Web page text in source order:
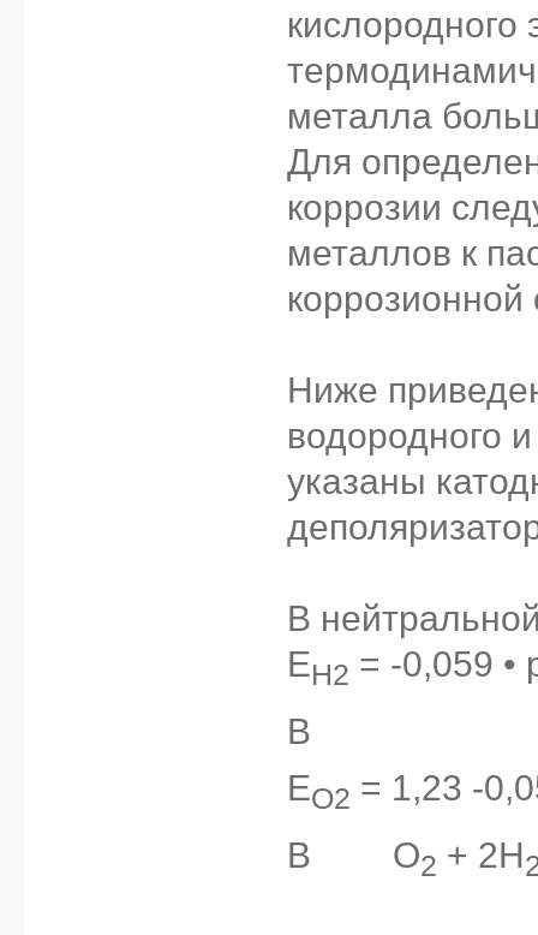
кислородного
металла
Для
коррозии
металлов к
коррозионной
Ниже
водородного
указаны
В
EH2 = -0,059 •
В
EO2 = 1,23 -
В
O2 + 2H